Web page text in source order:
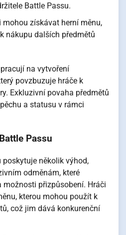
Battle Passu.
mohou získávat herní měnu,
nákupu dalších předmětů
na vytvoření
povzbuzuje hráče k
Exkluzivní povaha předmětů
a statusu v rámci
Passu
několik výhod,
odměnám, které
možnosti přizpůsobení. Hráči
kterou mohou použít k
což jim dává konkurenční